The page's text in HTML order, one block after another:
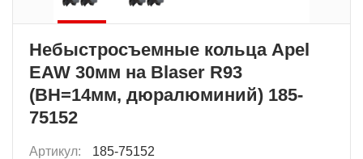
Небыстросъемные кольца Apel
EAW 30мм на Blaser R93
(BH=14мм, дюралюминий) 185-
75152
Артикул: 185-75152